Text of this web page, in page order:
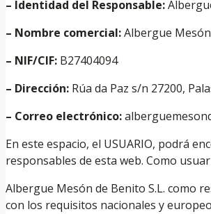
– Identidad del Responsable:
– Nombre comercial:Albergue
– NIF/CIF: B27404094
– Dirección: Rúa da Paz s/n 27200,
– Correo electrónico:
En este espacio, el USUARIO, podrá
responsables de esta web. Como
Albergue Mesón de Benito S.L. como
con los requisitos nacionales y